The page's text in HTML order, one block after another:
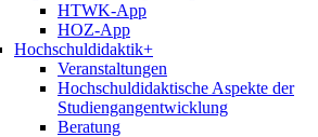
HTWK-App
HOZ-App
Hochschuldidaktik+
Veranstaltungen
Hochschuldidaktische Aspekte der
Studiengangentwicklung
Beratung